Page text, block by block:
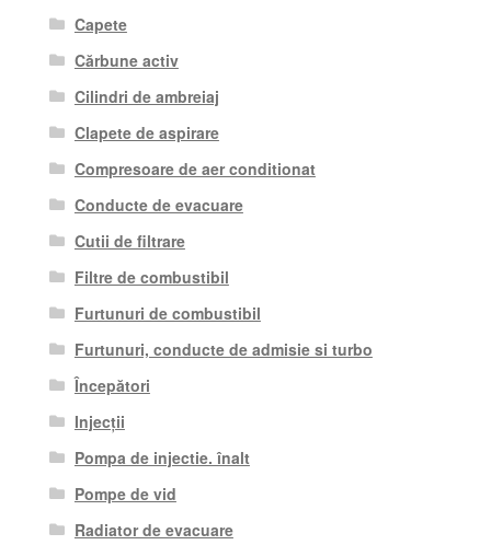
Capete
Cărbune activ
Cilindri de ambreiaj
Clapete de aspirare
Compresoare de aer conditionat
Conducte de evacuare
Cutii de filtrare
Filtre de combustibil
Furtunuri de combustibil
Furtunuri, conducte de admisie si turbo
Începători
Injecții
Pompa de injectie. înalt
Pompe de vid
Radiator de evacuare